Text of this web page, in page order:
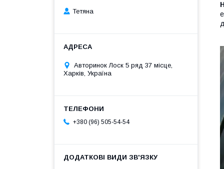
Тетяна
Авторинок Лоск 5 ряд 37 місце,
Харків, Україна
+380 (96) 505-54-54